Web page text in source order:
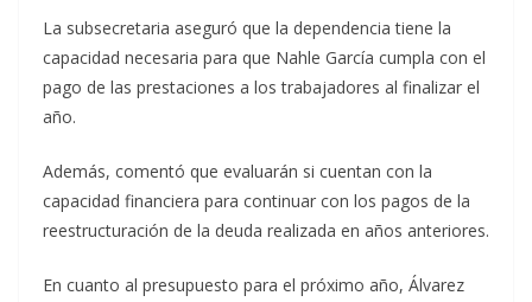
La subsecretaria aseguró que la dependencia tiene la
capacidad necesaria para que Nahle García cumpla con el
pago de las prestaciones a los trabajadores al finalizar el
año.
Además, comentó que evaluarán si cuentan con la
capacidad financiera para continuar con los pagos de la
reestructuración de la deuda realizada en años anteriores.
En cuanto al presupuesto para el próximo año, Álvarez